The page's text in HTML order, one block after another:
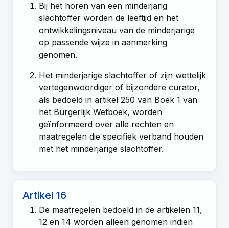
Bij het horen van een minderjarig
slachtoffer worden de leeftijd en het
ontwikkelingsniveau van de minderjarige
op passende wijze in aanmerking
genomen.
Het minderjarige slachtoffer of zijn wettelijk
vertegenwoordiger of bijzondere curator,
als bedoeld inartikel 250 van Boek 1 van
het Burgerlijk Wetboek, worden
geïnformeerd over alle rechten en
maatregelen die specifiek verband houden
met het minderjarige slachtoffer.
Artikel 16
De maatregelen bedoeld in deartikelen 11,
12 en14 worden alleen genomen indien